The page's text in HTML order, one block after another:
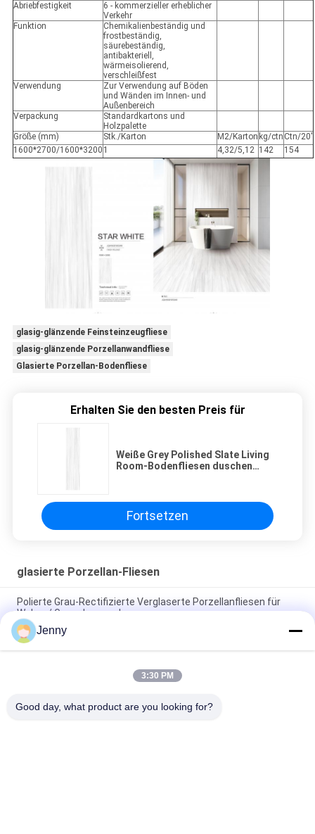
Abriebfestigkeit
6 - kommerzieller erheblicher
Verkehr
Funktion
Chemikalienbeständig und
frostbeständig,
säurebeständig,
antibakteriell,
wärmeisolierend,
verschleißfest
Verwendung
Zur Verwendung auf Böden
und Wänden im Innen- und
Außenbereich
Verpackung
Standardkartons und
Holzpalette
Größe (mm)
Stk./Karton M2/Karton kg/ctn Ctn/20'
1600*2700/1600*3200 1 4,32/5,12 142 154
glasig-glänzende Feinsteinzeugfliese
glasig-glänzende Porzellanwandfliese
Glasierte Porzellan-Bodenfliese
Erhalten Sie den besten Preis für
Weiße Grey Polished Slate Living
Room-Bodenfliesen duschen
Fortsetzen
glasierte Porzellan-Fliesen
Polierte Grau-Rectifizierte Verglaserte Porzellanfliesen für
Wohn- / Gewerbezwecke
Glanzverglasete, gerechte Porzellanfliesen mit polierten
Oberflächen mit geringer Wasserabsorption PEI 4
Weiße Glasfliesen Maschine Vollkörper Porzellanfliesen Matte
Jenny
3:30 PM
Good day, what product are you looking for?